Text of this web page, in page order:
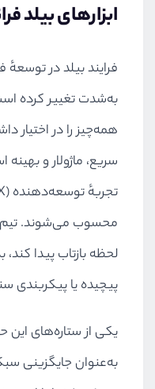
ابزارهای بیلد
فرایند بیلد در
همه‌چیز را در اختیار
محسوب می‌شوند.
لحظه بازتاب پیدا
پیچیده یا پیکربندی